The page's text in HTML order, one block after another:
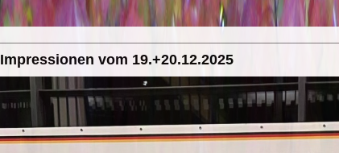
Impressionen vom 19.+20.12.2025